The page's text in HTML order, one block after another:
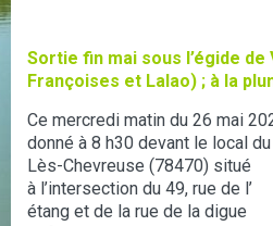
Sortie fin mai sous l’égide de
Françoises et Lalao) ; à la
Ce mercredi matin du 26 mai
donné à 8 h30 devant le local
Lès-Chevreuse (78470) situé
à l’intersection du 49, rue de l’
étang et de la rue de la digue